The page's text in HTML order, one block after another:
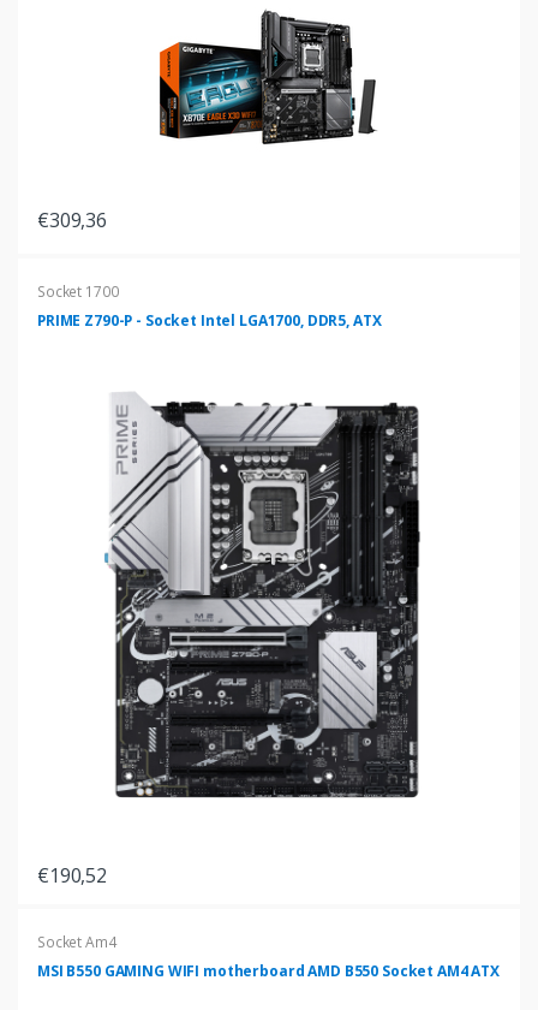
€309,36
Socket 1700
PRIME Z790-P - Socket Intel LGA1700, DDR5, ATX
€190,52
Socket Am4
MSI B550 GAMING WIFI motherboard AMD B550 Socket AM4 ATX